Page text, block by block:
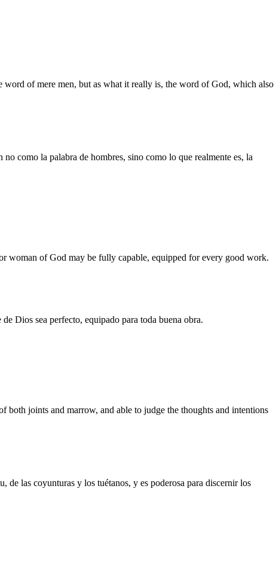
of mere men, but as what it really is, the word of God, which also
como la palabra de hombres, sino como lo que realmente es, la
woman of God may be fully capable, equipped for every good work.
Dios sea perfecto, equipado para toda buena obra.
joints and marrow, and able to judge the thoughts and intentions
de las coyunturas y los tuétanos, y es poderosa para discernir los